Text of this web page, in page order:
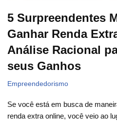
5 Surpreendentes
Ganhar Renda
Análise Racional
seus Ganhos
Empreendedorismo
Se você está em busca de
renda extra online, você veio ao